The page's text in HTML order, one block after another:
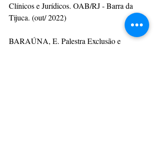
Clínicos e Jurídicos. OAB/RJ - Barra da
Tijuca. (out/ 2022)
BARAÚNA, E. Palestra Exclusão e